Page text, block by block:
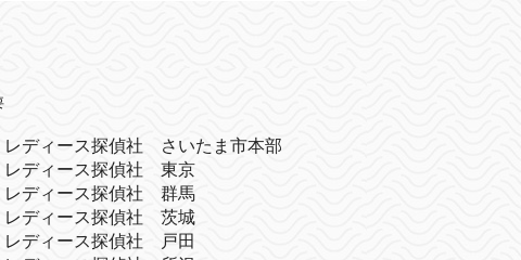
レディース探偵社 さいたま市本部
レディース探偵社 東京
レディース探偵社 群馬
レディース探偵社 茨城
レディース探偵社 戸田